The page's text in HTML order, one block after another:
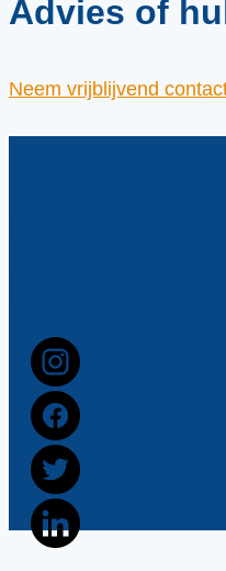
Advies of
Neem vrijblijvend